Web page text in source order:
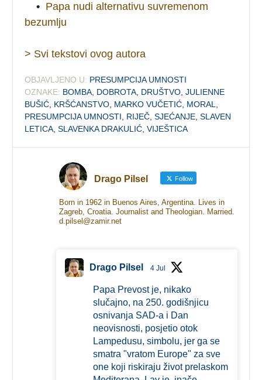
• Papa nudi alternativu suvremenom
bezumlju
> Svi tekstovi ovog autora
OBJAVLJENO U: PRESUMPCIJA UMNOSTI
OZNAKE: BOMBA DOBROTA DRUŠTVO ,JULIENNE
BUŠIĆ KRŠĆANSTVO MARKO VUČETIĆ MORAL
PRESUMPCIJA UMNOSTI
RIJEČ ,SJEĆANJE ,SLAVEN
LETICA ,SLAVENKA DRAKULIĆ ,VIJEŠTICA
Drago Pilsel Follow
Born in 1962 in Buenos Aires, Argentina. Lives in
Zagreb, Croatia. Journalist and Theologian. Married.
d.pilsel@zamir.net
Drago Pilsel 4 Jul
Papa Prevost je, nikako
slučajno, na 250. godišnjicu
osnivanja SAD-a i Dan
neovisnosti, posjetio otok
Lampedusu, simbolu, jer ga se
smatra "vratom Europe" za sve
one koji riskiraju život prelaskom